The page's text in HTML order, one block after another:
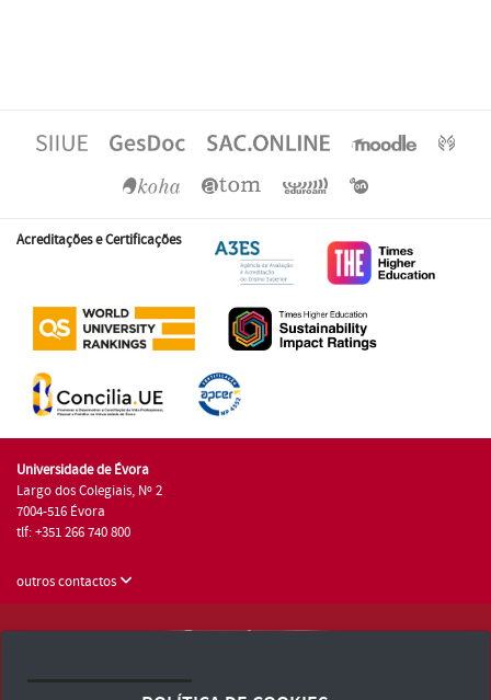
Acreditações e Certificações
Universidade de Évora
Largo dos Colegiais, Nº 2
7004-516 Évora
tlf: +351 266 740 800
outros contactos
Consulte os Termos e Condições e Política de Privacidade